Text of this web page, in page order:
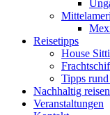
Reisetipps
House
Tipps
Nachhaltig
Veranstaltungen